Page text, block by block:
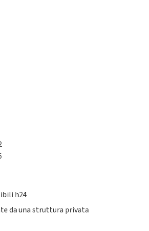
h24
da una struttura privata